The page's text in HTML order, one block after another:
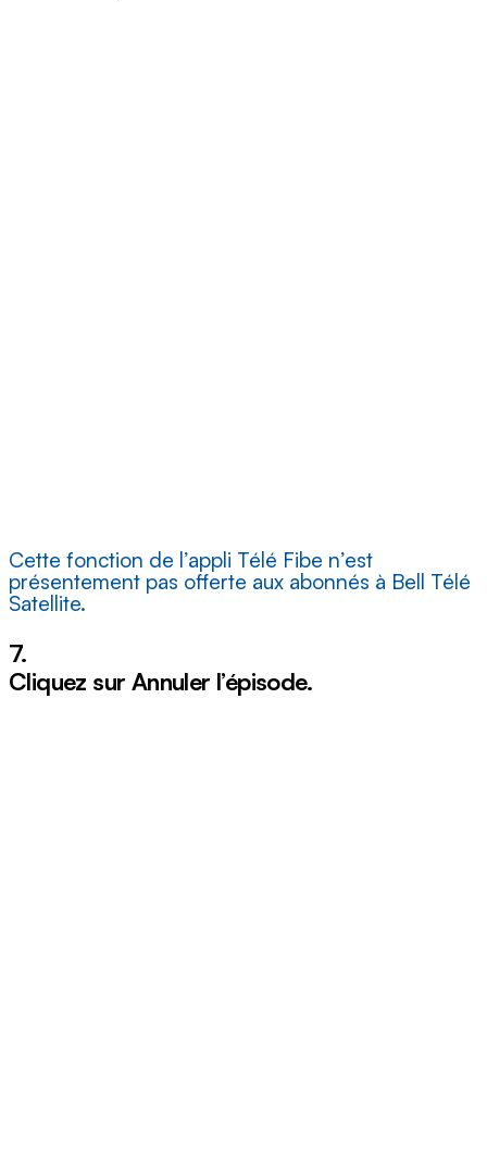
Cette fonction de l’appli Télé Fibe n’est
présentement pas offerte aux abonnés à Bell Télé
Satellite.
7.
Cliquez sur Annuler l’épisode.